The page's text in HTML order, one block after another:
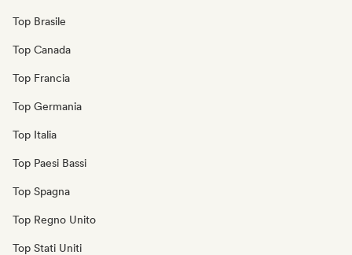
Top Brasile
Top Canada
Top Francia
Top Germania
Top Italia
Top Paesi Bassi
Top Spagna
Top Regno Unito
Top Stati Uniti